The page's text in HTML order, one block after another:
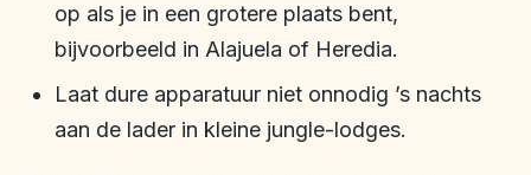
op als je in een grotere plaats bent,
bijvoorbeeld in Alajuela of Heredia.
Laat dure apparatuur niet onnodig ’s nachts
aan de lader in kleine jungle-lodges.